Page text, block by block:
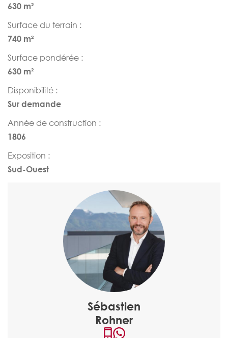
630 m²
Surface du terrain :
740 m²
Surface pondérée :
630 m²
Disponibilité :
Sur demande
Année de construction :
1806
Exposition :
Sud-Ouest
Sébastien
Rohner